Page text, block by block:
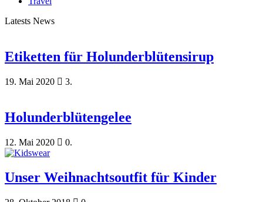
Latests News
Etiketten für Holunderblütensirup
19. Mai 2020 3.
Holunderblütengelee
12. Mai 2020 0.
Unser Weihnachtsoutfit für Kinder